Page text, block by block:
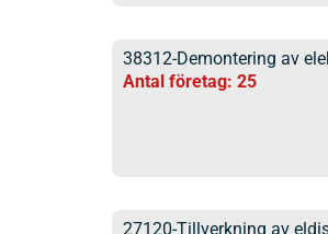
38312-Demontering av
Antal företag: 25
27120-Tillverkning av